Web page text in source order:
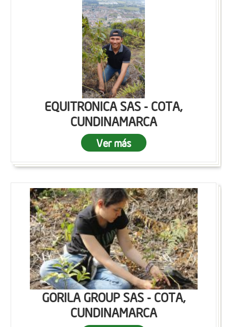
EQUITRONICA SAS - COTA,
CUNDINAMARCA
Ver más
GORILA GROUP SAS - COTA,
CUNDINAMARCA